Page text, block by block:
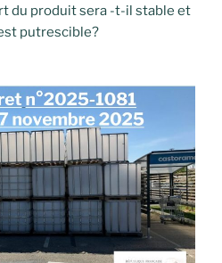
du produit sera -t-il stable et
putrescible?